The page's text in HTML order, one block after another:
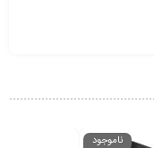
ناموجود